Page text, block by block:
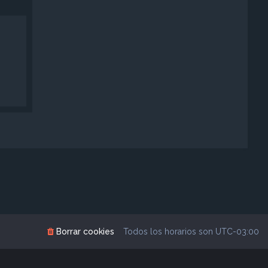
Todos los horarios son UTC-03:00
Borrar cookies